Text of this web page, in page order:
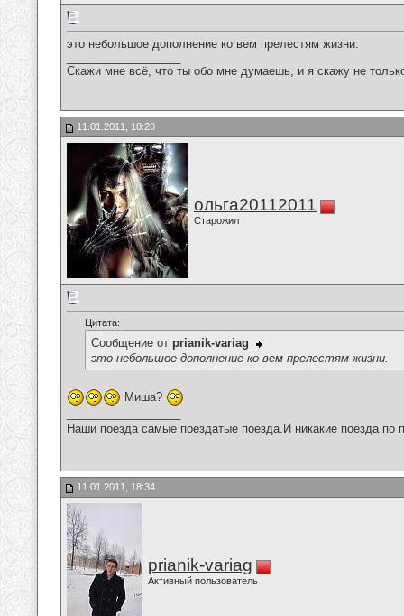
это небольшое дополнение ко вем прелестям жизни.
Скажи мне всё, что ты обо мне думаешь, и я скажу не
11.01.2011, 18:28
ольга20112011
Старожил
Цитата:
Сообщение от prianik-variag
это небольшое дополнение ко вем прелестям жизни.
Миша?
Наши поезда самые поездатые поезда.И никакие поезда по
11.01.2011, 18:34
prianik-variag
Активный пользователь